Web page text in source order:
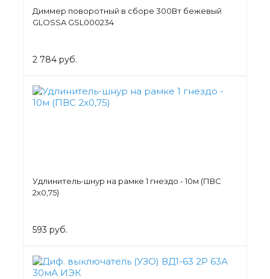
Диммер поворотный в сборе 300Вт бежевый
GLOSSA GSL000234
2 784 руб.
Удлинитель-шнур на рамке 1 гнездо - 10м (ПВС
2х0,75)
593 руб.